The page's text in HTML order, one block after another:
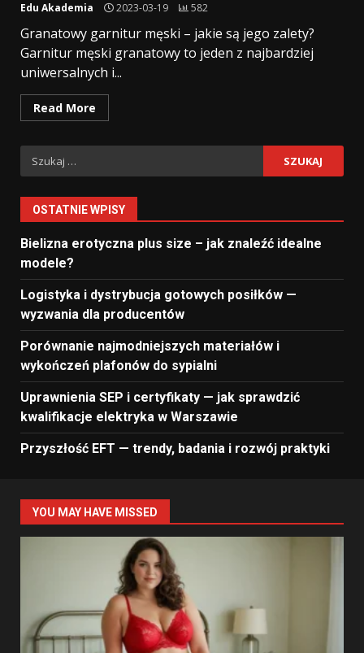
Edu Akademia 2023-03-19 582
Granatowy garnitur męski – jakie są jego zalety?
Garnitur męski granatowy to jeden z najbardziej
uniwersalnych i...
Read More
Szukaj:
OSTATNIE WPISY
Bielizna erotyczna plus size – jak znaleźć idealne
modele?
Logistyka i dystrybucja gotowych posiłków —
wyzwania dla producentów
Porównanie najmodniejszych materiałów i
wykończeń plafonów do sypialni
Uprawnienia SEP i certyfikaty — jak sprawdzić
kwalifikacje elektryka w Warszawie
Przyszłość EFT — trendy, badania i rozwój praktyki
YOU MAY HAVE MISSED